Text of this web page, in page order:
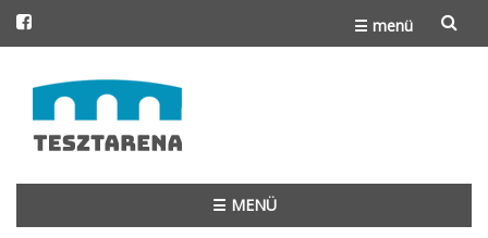
☰ menü
to
content
☰ MENÜ